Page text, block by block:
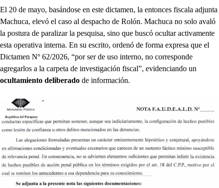
El 20 de mayo, basándose en este dictamen, la entonces fiscala adjunta
Machuca, elevó el caso al despacho de Rolón. Machuca no solo avaló
la postura de paralizar la pesquisa, sino que buscó ocultar activamente
esta operativa interna. En su escrito, ordenó de forma expresa que el
Dictamen Nº 62/2026, “por ser de uso interno, no corresponde
agregarlos a la carpeta de investigación fiscal”, evidenciando un
ocultamiento deliberado de información.